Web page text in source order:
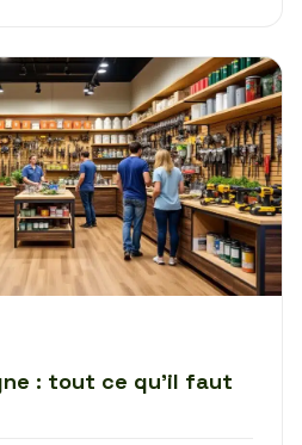
: tout ce qu’il faut